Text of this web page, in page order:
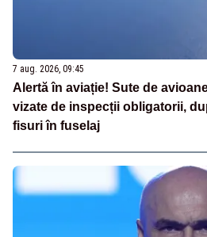
7 aug. 2026, 09:45
Alertă în aviație! Sute de
vizate de inspecții obligatorii,
fisuri în fuselaj